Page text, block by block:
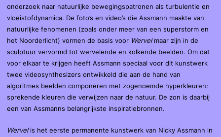
onderzoek naar natuurlijke bewegingspatronen als turbulentie en
vloeistofdynamica. De foto’s en video’s die Assmann maakte van
natuurlijke fenomenen (zoals onder meer van een superstorm en
het Noorderlicht) vormen de basis voor Wervelmaar zijn in de
sculptuur vervormd tot wervelende en kolkende beelden. Om dat
voor elkaar te krijgen heeft Assmann speciaal voor dit kunstwerk
twee videosynthesizers ontwikkeld die aan de hand van
algoritmes beelden componeren met zogenoemde hyperkleuren:
sprekende kleuren die verwijzen naar de natuur. De zon is daarbij
een van Assmanns belangrijkste inspiratiebronnen.
Wervelis het eerste permanente kunstwerk van Nicky Assmann in